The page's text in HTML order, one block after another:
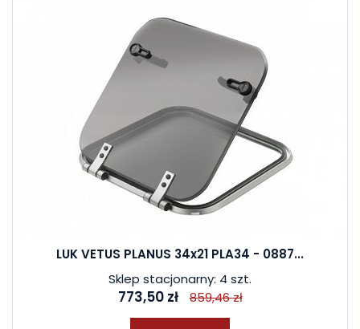
LUK VETUS PLANUS 34x21 PLA34 - 0887...
Sklep stacjonarny: 4 szt.
773,50 zł 859,46 zł